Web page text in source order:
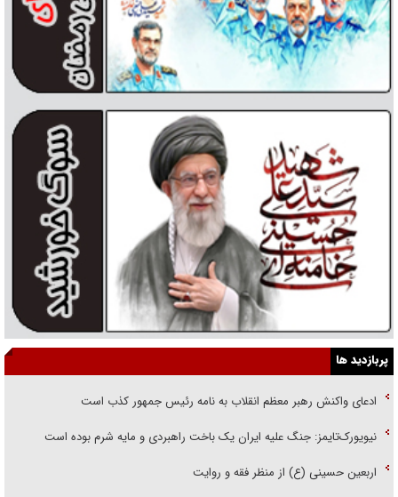
پربازدید ها
ادعای واکنش رهبر معظم انقلاب به نامه رئیس جمهور کذب است
نیویورک‌تایمز: جنگ علیه ایران یک باخت راهبردی و مایه شرم بوده است
اربعین حسینی (ع) از منظر فقه و روایت